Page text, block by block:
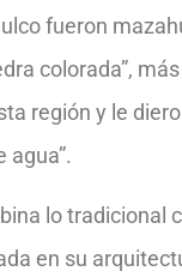
fueron
colorada”,
región y le
agua”.
lo tradicional
en su